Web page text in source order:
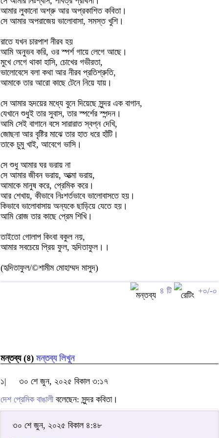
আমার লুকানো অশ্রু আর অপ্রকাশিত কবিতা।
সে আমার অপরাজেয় ভালোবাসা, সমস্ত খুশি।
রাতে যখন চারপাশ নীরব হয়
আমি অনুভব করি, ওর স্পর্শ গায়ে লেগে আছে।
মুখে লেগে থাকা হাসি, চোখের গভীরতা,
ভালোবেসে বলা কথা আর নীরব প্রতিশ্রুতি,
আমাকে তার আরো কাছে টেনে নিয়ে যায়।
সে আমার হৃদয়ের মধ্যে বুনে দিয়েছে সুন্দর এক বাগান,
যেখানে শুধুই তার সুবাস, তার স্পর্শের স্পন্দন।
আমি সেই বাগানে বসে সারারাত স্বপ্ন দেখি,
জোছনা আর বৃষ্টির মাঝে তার হাত ধরে হাঁটি।
তাকে চুমু খাই, আবেগে ভাসি।
সে শুধু আমার ঘর ভরায় না
সে আমার জীবন ভরায়, আত্মা ভরায়,
আমাকে মানুষ করে, প্রেমিক করে।
আর শেখায়, কীভাবে নিঃশর্তভাবে ভালোবাসতে হয়।
কিভাবে ভালোবাসায় অন্যকে ছাড়িয়ে যেতে হয়।
আমি রোজ তার কাছে প্রেম শিখি।
তাইতো গোলাপ কিংবা বকুল নয়,
আমার সবচেয়ে প্রিয় ফুল, হৃদিতাফুল।।
(হৃদিতাফুল/©শামীম মোহাম্মদ মাসুদ)
৪ টি +০/-০
মন্তব্য (৪) মন্তব্য লিখুন
১|
৩০ শে জুন, ২০২৫ বিকাল ৩:১৭
দেশ প্রেমিক বাঙালীবলেছেন: সুন্দর কবিতা।
৩০ শে জুন, ২০২৫ বিকাল ৪:৪৮